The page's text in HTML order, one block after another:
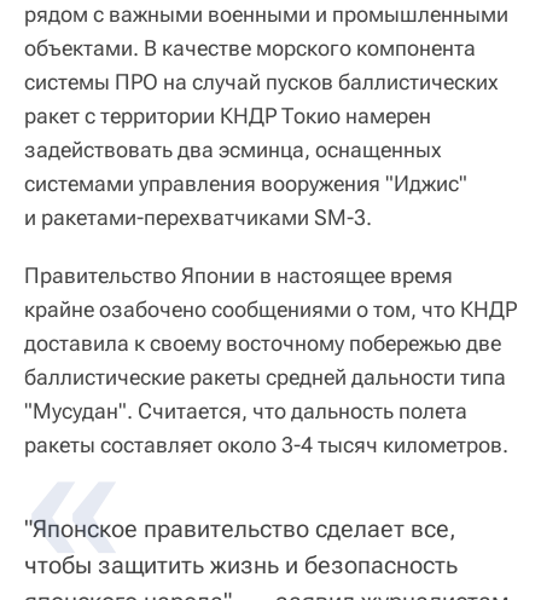
рядом с важными военными и промышленными
объектами. В качестве морского компонента
системы ПРО на случай пусков баллистических
ракет с территории КНДР Токио намерен
задействовать два эсминца, оснащенных
системами управления вооружения "Иджис"
и ракетами-перехватчиками SM-3.
Правительство Японии в настоящее время
крайне озабочено сообщениями о том, что КНДР
доставила к своему восточному побережью две
баллистические ракеты средней дальности типа
"Мусудан". Считается, что дальность полета
ракеты составляет около 3-4 тысяч километров.
"Японское правительство сделает все,
чтобы защитить жизнь и безопасность